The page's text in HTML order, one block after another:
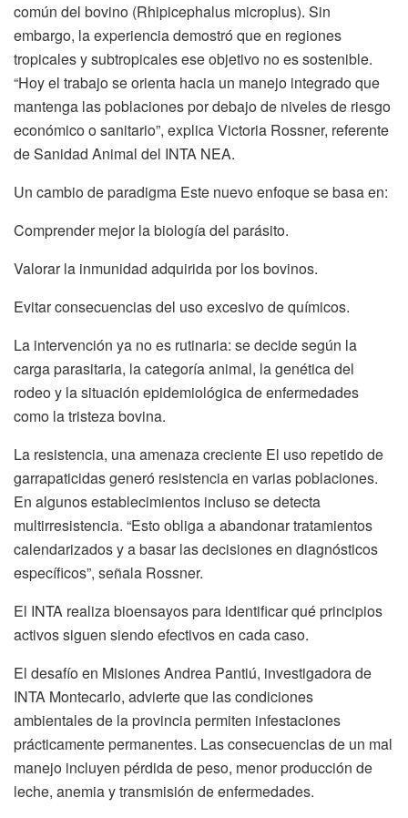
común del bovino (Rhipicephalus microplus). Sin
embargo, la experiencia demostró que en regiones
tropicales y subtropicales ese objetivo no es sostenible.
“Hoy el trabajo se orienta hacia un manejo integrado que
mantenga las poblaciones por debajo de niveles de riesgo
económico o sanitario”, explica Victoria Rossner, referente
de Sanidad Animal del INTA NEA.
Un cambio de paradigma Este nuevo enfoque se basa en:
Comprender mejor la biología del parásito.
Valorar la inmunidad adquirida por los bovinos.
Evitar consecuencias del uso excesivo de químicos.
La intervención ya no es rutinaria: se decide según la
carga parasitaria, la categoría animal, la genética del
rodeo y la situación epidemiológica de enfermedades
como la tristeza bovina.
La resistencia, una amenaza creciente El uso repetido de
garrapaticidas generó resistencia en varias poblaciones.
En algunos establecimientos incluso se detecta
multirresistencia. “Esto obliga a abandonar tratamientos
calendarizados y a basar las decisiones en diagnósticos
específicos”, señala Rossner.
El INTA realiza bioensayos para identificar qué principios
activos siguen siendo efectivos en cada caso.
El desafío en Misiones Andrea Pantiú, investigadora de
INTA Montecarlo, advierte que las condiciones
ambientales de la provincia permiten infestaciones
prácticamente permanentes. Las consecuencias de un mal
manejo incluyen pérdida de peso, menor producción de
leche, anemia y transmisión de enfermedades.